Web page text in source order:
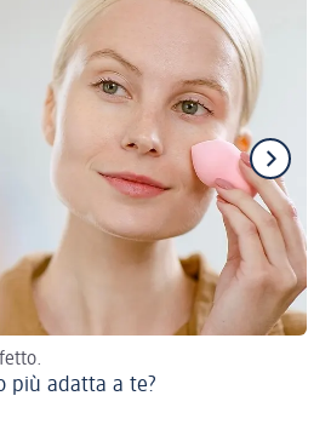
più adatta a te?